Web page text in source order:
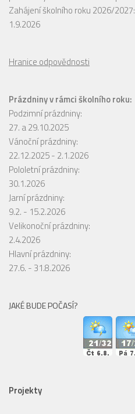
Zahájení školního roku 2026/2027:
1.9.2026
Hranice odpovědnosti
Prázdniny v rámci školního roku:
Podzimní prázdniny:
27. a 29.10.2025
Vánoční prázdniny:
22.12.2025 - 2.1.2026
Pololetní prázdniny:
30.1.2026
Jarní prázdniny:
9.2. - 15.2.2026
Velikonoční prázdniny:
2.4.2026
Hlavní prázdniny:
27.6. - 31.8.2026
JAKÉ BUDE POČASÍ?
Projekty